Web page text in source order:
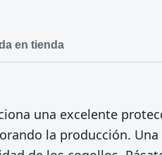
en tienda
una excelente
la producción.